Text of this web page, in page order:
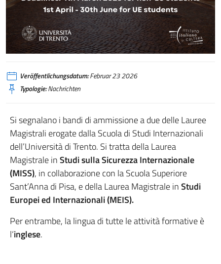
Veröffentlichungsdatum:Februar 23 2026
Typologie:Nachrichten
Si segnalano i bandi di ammissione a due delle Lauree
Magistrali erogate dalla Scuola di Studi Internazionali
dell’Università di Trento. Si tratta della Laurea
Magistrale inStudi sulla Sicurezza Internazionale
(MISS), in collaborazione con la Scuola Superiore
Sant’Anna di Pisa, e della Laurea Magistrale inStudi
Europei ed Internazionali (MEIS).
Per entrambe, la lingua di tutte le attività formative è
l‘inglese.